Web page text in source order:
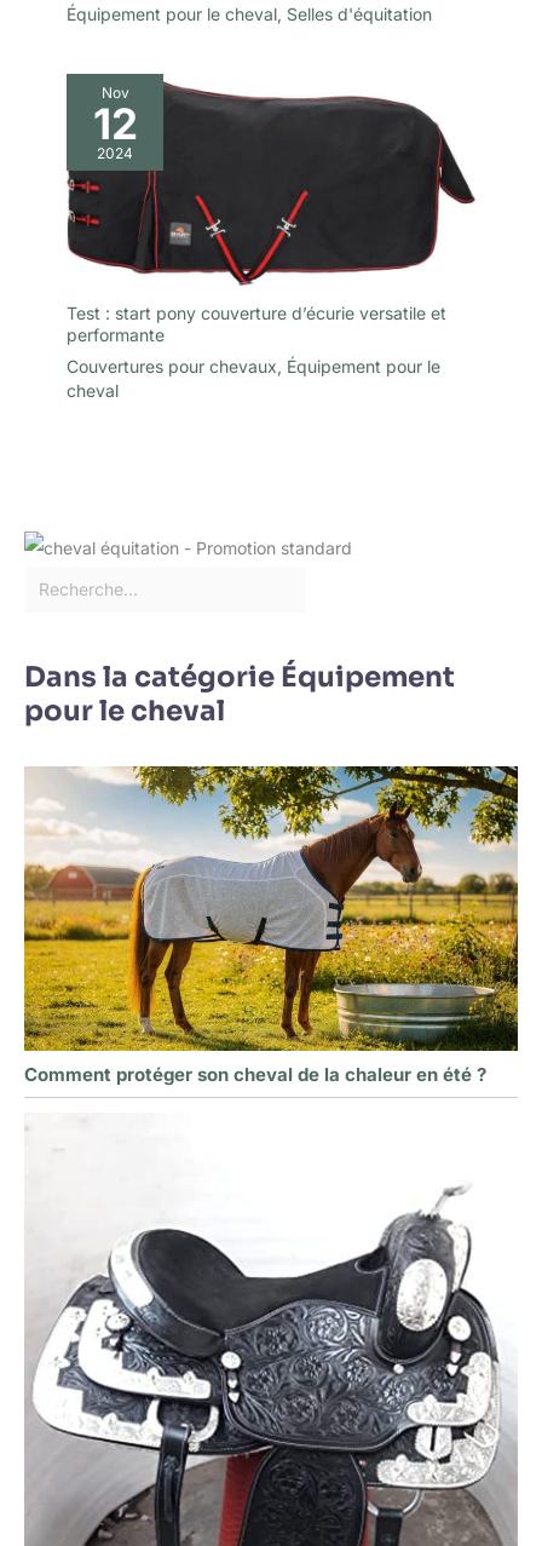
Équipement pour le cheval, Selles d'équitation
Nov
12
2024
Test : start pony couverture d’écurie versatile et
performante
Couvertures pour chevaux, Équipement pour le
cheval
Dans la catégorie Équipement
pour le cheval
Comment protéger son cheval de la chaleur en été ?